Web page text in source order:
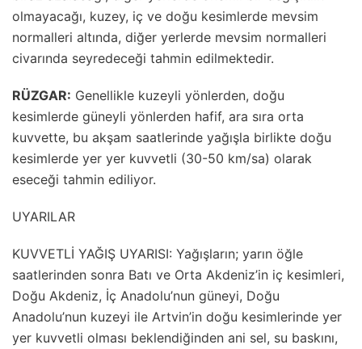
olmayacağı, kuzey, iç ve doğu kesimlerde mevsim
normalleri altında, diğer yerlerde mevsim normalleri
civarında seyredeceği tahmin edilmektedir.
RÜZGAR: Genellikle kuzeyli yönlerden, doğu
kesimlerde güneyli yönlerden hafif, ara sıra orta
kuvvette, bu akşam saatlerinde yağışla birlikte doğu
kesimlerde yer yer kuvvetli (30-50 km/sa) olarak
eseceği tahmin ediliyor.
UYARILAR
KUVVETLİ YAĞIŞ UYARISI: Yağışların; yarın öğle
saatlerinden sonra Batı ve Orta Akdeniz’in iç kesimleri,
Doğu Akdeniz, İç Anadolu’nun güneyi, Doğu
Anadolu’nun kuzeyi ile Artvin’in doğu kesimlerinde yer
yer kuvvetli olması beklendiğinden ani sel, su baskını,